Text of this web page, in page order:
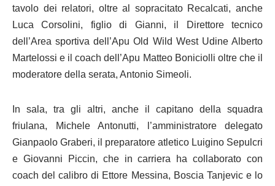
tavolo dei relatori, oltre al sopracitato Recalcati, anche
Luca Corsolini, figlio di Gianni, il Direttore tecnico
dell’Area sportiva dell’Apu Old Wild West Udine Alberto
Martelossi e il coach dell’Apu Matteo Boniciolli oltre che il
moderatore della serata, Antonio Simeoli.
In sala, tra gli altri, anche il capitano della squadra
friulana, Michele Antonutti, l’amministratore delegato
Gianpaolo Graberi, il preparatore atletico Luigino Sepulcri
e Giovanni Piccin, che in carriera ha collaborato con
coach del calibro di Ettore Messina, Boscia Tanjevic e lo